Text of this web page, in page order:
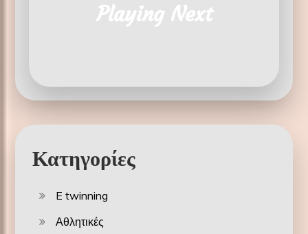
Playing Next
Κατηγορίες
E twinning
Αθλητικές